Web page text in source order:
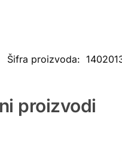
Šifra proizvoda:
proizvodi